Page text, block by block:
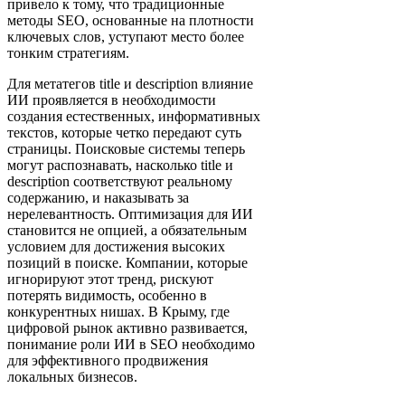
привело к тому, что традиционные
методы SEO, основанные на плотности
ключевых слов, уступают место более
тонким стратегиям.
Для метатегов title и description влияние
ИИ проявляется в необходимости
создания естественных, информативных
текстов, которые четко передают суть
страницы. Поисковые системы теперь
могут распознавать, насколько title и
description соответствуют реальному
содержанию, и наказывать за
нерелевантность. Оптимизация для ИИ
становится не опцией, а обязательным
условием для достижения высоких
позиций в поиске. Компании, которые
игнорируют этот тренд, рискуют
потерять видимость, особенно в
конкурентных нишах. В Крыму, где
цифровой рынок активно развивается,
понимание роли ИИ в SEO необходимо
для эффективного продвижения
локальных бизнесов.